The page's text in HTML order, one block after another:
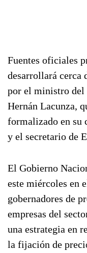
Fuentes oficiales
desarrollará cerca
por el ministro
Hernán Lacunza,
formalizado en su
y el secretario de
El Gobierno
este miércoles en
gobernadores de
empresas del
una estrategia en
la fijación de